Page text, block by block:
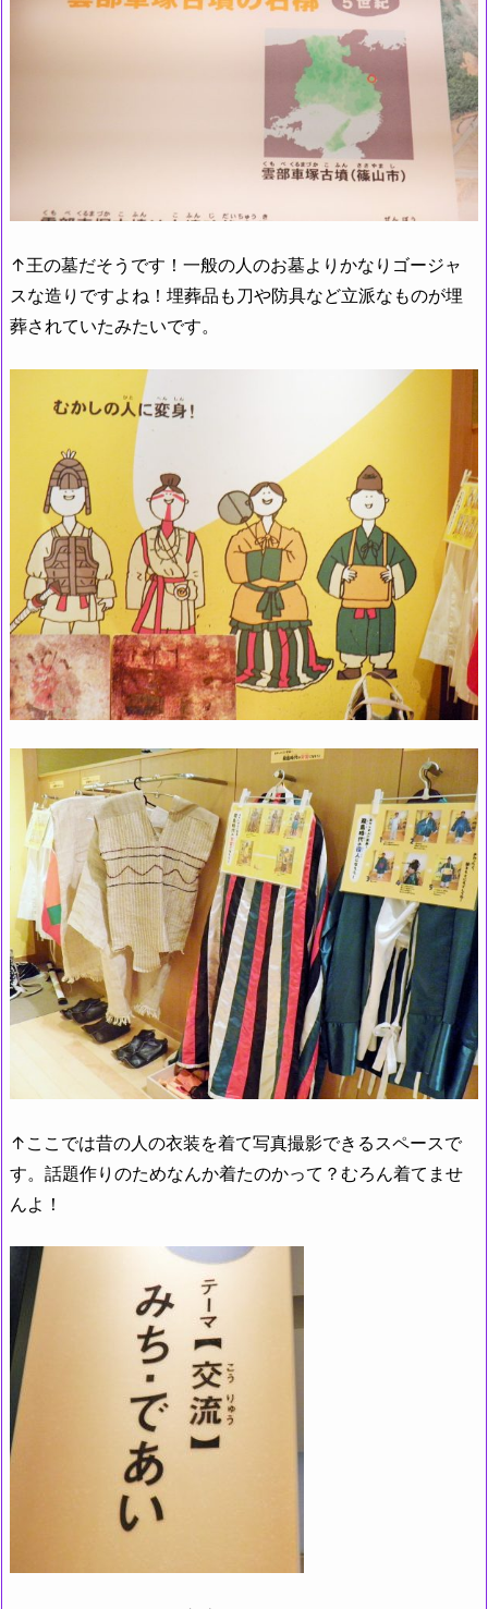
↑王の墓だそうです！一般の人のお墓よりかなりゴージャ
スな造りですよね！埋葬品も刀や防具など立派なものが埋
葬されていたみたいです。
↑ここでは昔の人の衣装を着て写真撮影できるスペースで
す。話題作りのためなんか着たのかって？むろん着てませ
んよ！